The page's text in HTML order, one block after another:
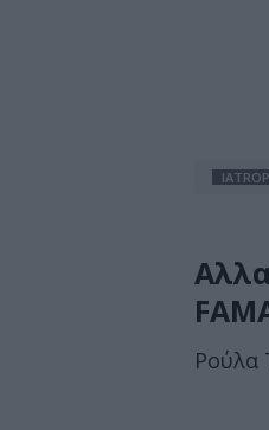
Ρούλα